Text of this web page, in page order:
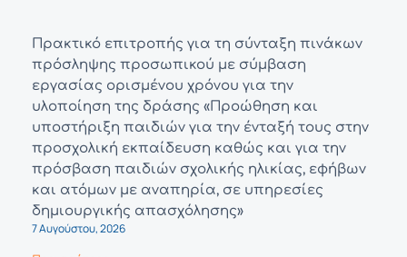
Πρακτικό επιτροπής για τη σύνταξη πινάκων
πρόσληψης προσωπικού με σύμβαση
εργασίας ορισμένου χρόνου για την
υλοποίηση της δράσης «Προώθηση και
υποστήριξη παιδιών για την ένταξή τους στην
προσχολική εκπαίδευση καθώς και για την
πρόσβαση παιδιών σχολικής ηλικίας, εφήβων
και ατόμων με αναπηρία, σε υπηρεσίες
δημιουργικής απασχόλησης»
7 Αυγούστου, 2026